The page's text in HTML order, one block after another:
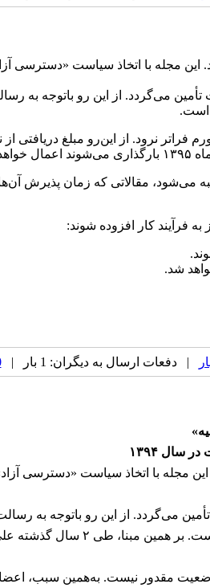
مجله با اتخاذ سیاست «دسترسی
می‌گردد. از این رو باتوجه به
است.
نرود. از این‌رو مبلغ دریافتی از
می‌شود، مقالاتی که زمان پذیرش
فرآیند کار افزوده شوند:
| دفعات ارسال به دیگران: 1 بار |
سال ۱۳۹۴
مجله با اتخاذ سیاست «دسترسی
می‌گردد. از این رو باتوجه به
تلاش دست اندرکاران مجله بر کاهش
مقدور نیست. به‌همین سبب،